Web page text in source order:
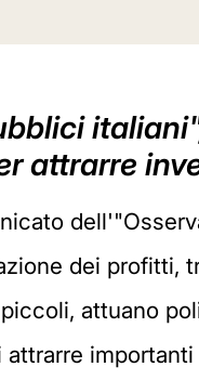
attrarre
dei profitti,
attuano